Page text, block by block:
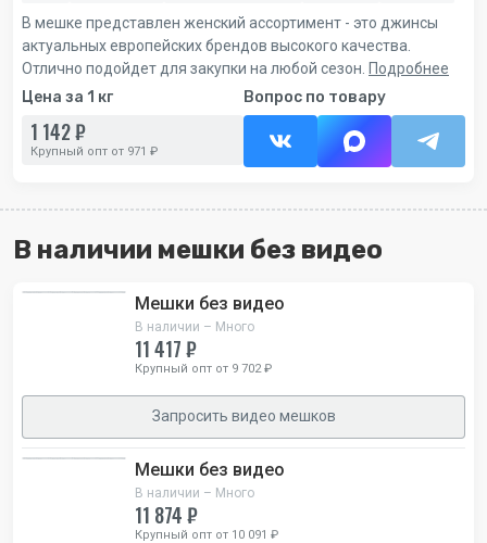
В мешке представлен женский ассортимент - это джинсы
актуальных европейских брендов высокого качества.
Отлично подойдет для закупки на любой сезон. Подробнее
Цена за 1 кг
1 142 ₽
Крупный опт от 971 ₽
Вопрос по товару
В наличии мешки без видео
Мешки без видео
В наличии – Много
11 417 ₽
Крупный опт от 9 702 ₽
Запросить видео мешков
Мешки без видео
В наличии – Много
11 874 ₽
Крупный опт от 10 091 ₽